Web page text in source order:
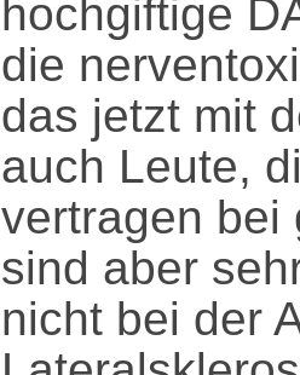
hochgiftige
die
das jetzt mit
auch Leute,
vertragen bei
sind aber
nicht bei der